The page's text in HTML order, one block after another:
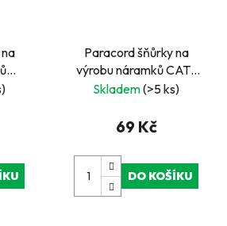
Paracord šňůrky na
výrobu náramků CATS
EYE – kreativní sada 3 ×
Skladem(>5 ks)
69 Kč
DO KOŠÍKU